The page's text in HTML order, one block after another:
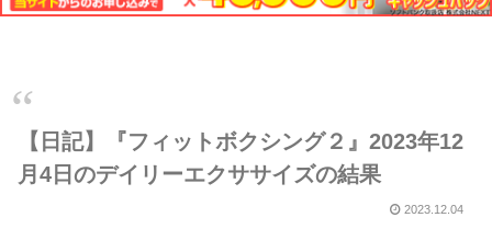
【日記】『フィットボクシング２』2023年12
月4日のデイリーエクササイズの結果
2023.12.04